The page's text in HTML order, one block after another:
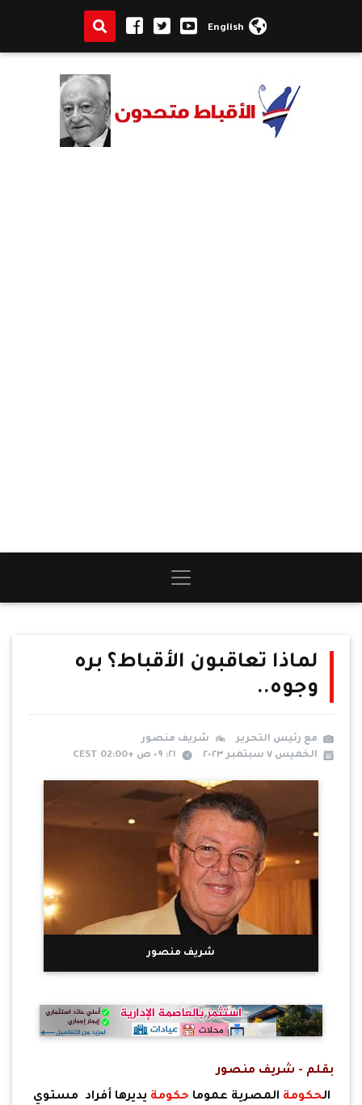
English
لماذا تعاقبون الأقباط؟ بره
وجوه..
مع رئيس التحرير
شريف منصور
الخميس ٧ سبتمبر ٢٠٢٣
٢١: ٠٩ ص +02:00 CEST
شريف منصور
بقلم - شريف منصور
الحكومة المصرية عموما حكومة يديرها أفراد مستوي